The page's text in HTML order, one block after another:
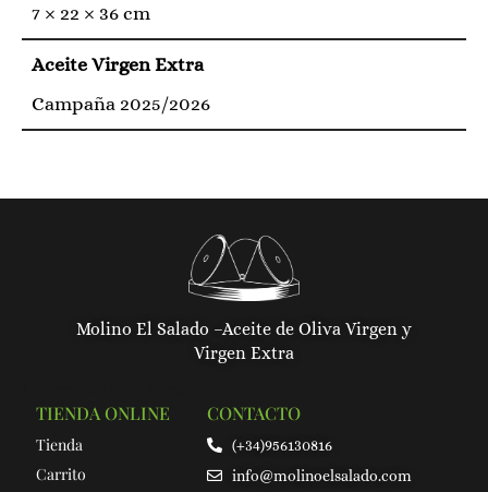
7 × 22 × 36 cm
Aceite Virgen Extra
Campaña 2025/2026
Molino El Salado –Aceite de Oliva Virgen y
Virgen Extra
TIENDA ONLINE
Tienda
Carrito
CONTACTO
(+34)956130816
info@molinoelsalado.com